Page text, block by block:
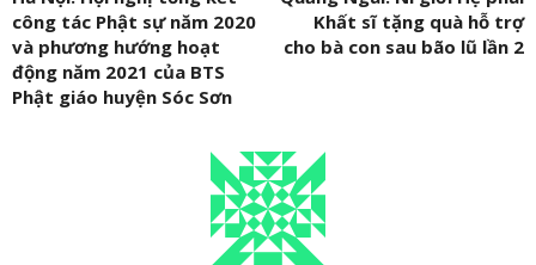
công tác Phật sự năm 2020
và phương hướng hoạt
động năm 2021 của BTS
Phật giáo huyện Sóc Sơn
Khất sĩ tặng quà hỗ trợ
cho bà con sau bão lũ lần 2